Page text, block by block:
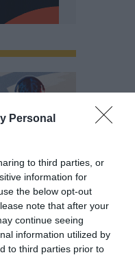
Personal
to third parties, or
information for
the below opt-out
note that after your
continue seeing
information utilized by
to third parties prior to